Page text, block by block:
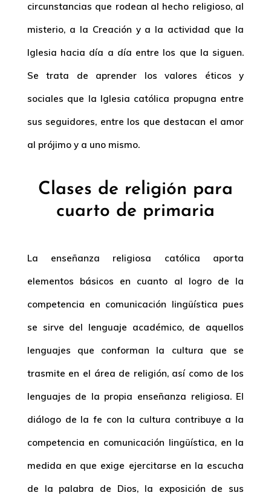
circunstancias que rodean al hecho religioso, al
misterio, a la Creación y a la actividad que la
Iglesia hacia día a día entre los que la siguen.
Se trata de aprender los valores éticos y
sociales que la Iglesia católica propugna entre
sus seguidores, entre los que destacan el amor
al prójimo y a uno mismo.
Clases de religión para
cuarto de primaria
La enseñanza religiosa católica aporta
elementos básicos en cuanto al logro de la
competencia en comunicación lingüística pues
se sirve del lenguaje académico, de aquellos
lenguajes que conforman la cultura que se
trasmite en el área de religión, así como de los
lenguajes de la propia enseñanza religiosa. El
diálogo de la fe con la cultura contribuye a la
competencia en comunicación lingüística, en la
medida en que exige ejercitarse en la escucha
de la palabra de Dios, la exposición de sus